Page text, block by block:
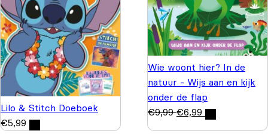
Lilo & Stitch Doeboek
€5,99
Wie woont hier? In de
natuur - Wijs aan en kijk
onder de flap
€9,99 €6,99